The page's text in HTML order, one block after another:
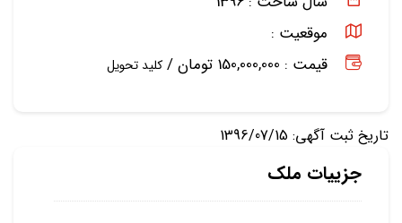
موقعیت :
قیمت : 150,000,000 تومان /
کلید تحویل
تاریخ ثبت آگهی: 1396/07/15
جزییات ملک